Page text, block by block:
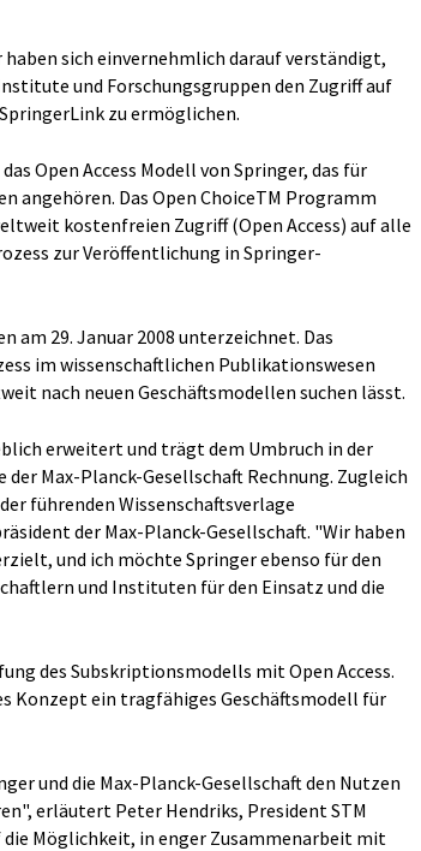
sich einvernehmlich darauf verständigt,
und Forschungsgruppen den Zugriff auf
zu ermöglichen.
Open Access Modell von Springer, das für
Das Open ChoiceTM Programm
kostenfreien Zugriff (Open Access) auf alle
zur Veröffentlichung in Springer-
am 29. Januar 2008 unterzeichnet. Das
im wissenschaftlichen Publikationswesen
nach neuen Geschäftsmodellen suchen lässt.
erweitert und trägt dem Umbruch in der
Max-Planck-Gesellschaft Rechnung. Zugleich
führenden Wissenschaftsverlage
der Max-Planck-Gesellschaft. "Wir haben
und ich möchte Springer ebenso für den
und Instituten für den Einsatz und die
des Subskriptionsmodells mit Open Access.
Konzept ein tragfähiges Geschäftsmodell für
und die Max-Planck-Gesellschaft den Nutzen
erläutert Peter Hendriks, President STM
die Möglichkeit, in enger Zusammenarbeit mit